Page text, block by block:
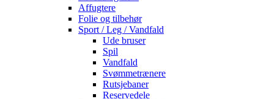
Affugtere
Folie og tilbehør
Sport / Leg / Vandfald
Ude bruser
Spil
Vandfald
Svømmetrænere
Rutsjebaner
Reservedele